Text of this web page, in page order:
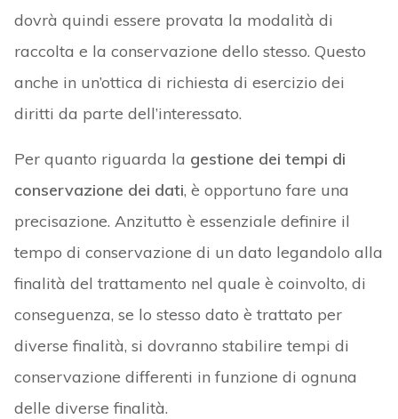
dovrà quindi essere provata la modalità di
raccolta e la conservazione dello stesso. Questo
anche in un’ottica di richiesta di esercizio dei
diritti da parte dell’interessato.
Per quanto riguarda la gestione dei tempi di
conservazione dei dati, è opportuno fare una
precisazione. Anzitutto è essenziale definire il
tempo di conservazione di un dato legandolo alla
finalità del trattamento nel quale è coinvolto, di
conseguenza, se lo stesso dato è trattato per
diverse finalità, si dovranno stabilire tempi di
conservazione differenti in funzione di ognuna
delle diverse finalità.